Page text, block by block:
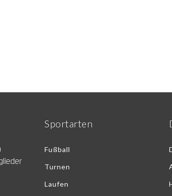
Sportarten
Fußball
Turnen
Laufen